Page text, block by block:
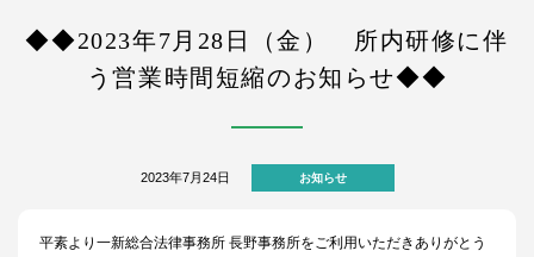
◆◆2023年7月28日（金） 所内研修に伴
う営業時間短縮のお知らせ◆◆​
2023年7月24日 お知らせ
平素より一新総合法律事務所 長野事務所をご利用いただきありがとう